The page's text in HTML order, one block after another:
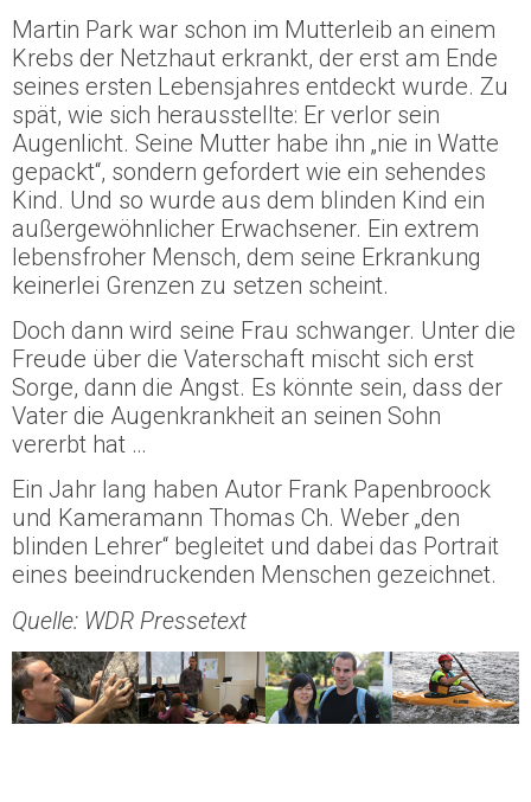
Martin Park war schon im Mutterleib an einem
Krebs der Netzhaut erkrankt, der erst am Ende
seines ersten Lebensjahres entdeckt wurde. Zu
spät, wie sich herausstellte: Er verlor sein
Augenlicht. Seine Mutter habe ihn „nie in Watte
gepackt“, sondern gefordert wie ein sehendes
Kind. Und so wurde aus dem blinden Kind ein
außergewöhnlicher Erwachsener. Ein extrem
lebensfroher Mensch, dem seine Erkrankung
keinerlei Grenzen zu setzen scheint.
Doch dann wird seine Frau schwanger. Unter die
Freude über die Vaterschaft mischt sich erst
Sorge, dann die Angst. Es könnte sein, dass der
Vater die Augenkrankheit an seinen Sohn
vererbt hat …
Ein Jahr lang haben Autor Frank Papenbroock
und Kameramann Thomas Ch. Weber „den
blinden Lehrer“ begleitet und dabei das Portrait
eines beeindruckenden Menschen gezeichnet.
Quelle: WDR Pressetext